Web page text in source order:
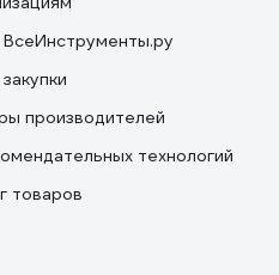
производителей
технологий
товаров